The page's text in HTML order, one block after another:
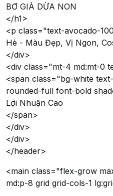
BƠ GIÀ DỪA NON
</h1>
<p class="text-avocado-
Hè - Màu Đẹp, Vị Ngon,
</div>
<div class="mt-4 md:mt-0
<span class="bg-white
rounded-full font-bold
Lợi Nhuận Cao
</span>
</div>
</div>
</header>
<main class="flex-grow
md:p-8 grid grid-cols-1